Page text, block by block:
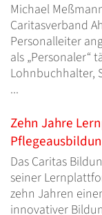
Michael
Caritasverband
Personalleiter
als „Personaler“
Lohnbuchhalter,
...
Zehn Jahre
Das Caritas
seiner
zehn Jahren
innovativer